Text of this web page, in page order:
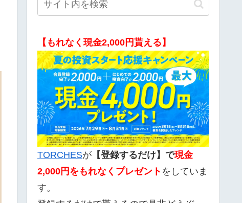
【もれなく現金2,000円貰える】
TORCHESが 【登録するだけ】で現金
2,000 円をもれなくプレゼント をしていま
す。